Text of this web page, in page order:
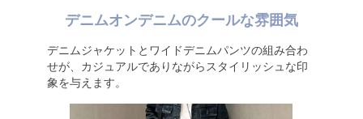
デニムオンデニムのクールな雰囲気
デニムジャケットとワイドデニムパンツの組み合わ
せが、カジュアルでありながらスタイリッシュな印
象を与えます。